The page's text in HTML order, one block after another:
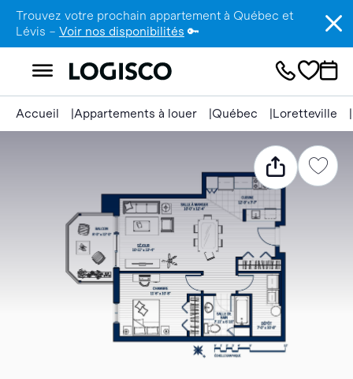
Trouvez votre prochain appartement à Québec et
Lévis – Voir nos disponibilités 🔑
Accueil Appartements à louer Québec Loretteville